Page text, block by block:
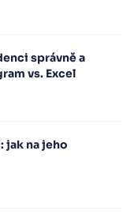
správně a
vs. Excel
na jeho